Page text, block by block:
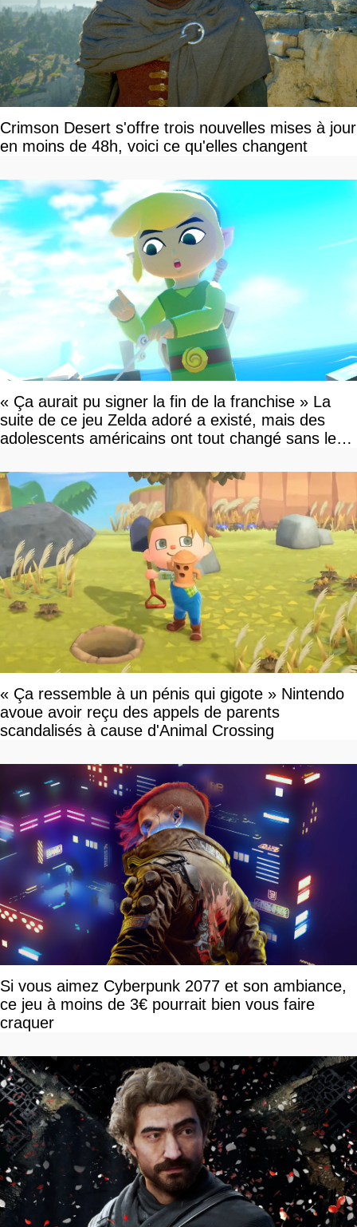
Crimson Desert s'offre trois nouvelles mises à jour
en moins de 48h, voici ce qu'elles changent
« Ça aurait pu signer la fin de la franchise » La
suite de ce jeu Zelda adoré a existé, mais des
adolescents américains ont tout changé sans le
« Ça ressemble à un pénis qui gigote » Nintendo
avoue avoir reçu des appels de parents
scandalisés à cause d'Animal Crossing
Si vous aimez Cyberpunk 2077 et son ambiance,
ce jeu à moins de 3€ pourrait bien vous faire
craquer